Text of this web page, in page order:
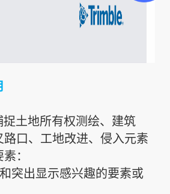
捉土地所有权测绘、建筑
口、工地改进、侵入元素
：
突出显示感兴趣的要素或